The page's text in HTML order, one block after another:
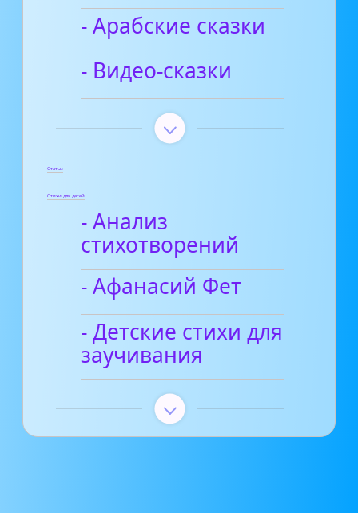
- Арабские сказки
- Видео-сказки
Статьи
Стихи для детей
- Анализ
стихотворений
- Афанасий Фет
- Детские стихи для
заучивания